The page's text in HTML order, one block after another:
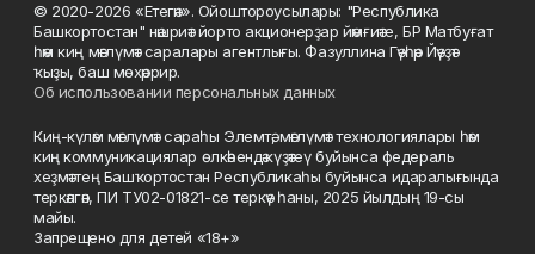
© 2020-2026 «Етегән». Ойоштороусылары: "Республика
Башкортостан" нәшриәт йорто акционерҙар йәмғиәте, БР Матбуғат
һәм киң мәғлүмәт саралары агентлығы. Фазуллина Гәүһәр Йәүҙәт
ҡыҙы, баш мөхәррир.
Об использовании персональных данных
Киң-күләм мәғлүмәт сараһы Элемтә, мәғлүмәт технологиялары һәм
киң коммуникациялар өлкәһендә күҙәтеү буйынса федераль
хеҙмәттең Башҡортостан Республикаһы буйынса идаралығында
теркәлгән, ПИ ТУ02-01821-се теркәү һаны, 2025 йылдың 19-сы
майы.
Запрещено для детей «18+»